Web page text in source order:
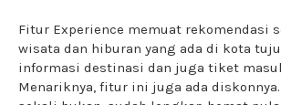
Fitur Experience memuat rekomendasi
wisata dan hiburan yang ada di kota
informasi destinasi dan juga tiket
Menariknya, fitur ini juga ada